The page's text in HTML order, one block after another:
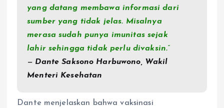
yang datang membawa informasi dari
sumber yang tidak jelas. Misalnya
merasa sudah punya imunitas sejak
lahir sehingga tidak perlu divaksin.”
— Dante Saksono Harbuwono, Wakil
Menteri Kesehatan
Dante menjelaskan bahwa vaksinasi